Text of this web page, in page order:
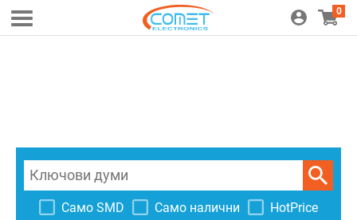
0
Само SMD Само налични HotPrice